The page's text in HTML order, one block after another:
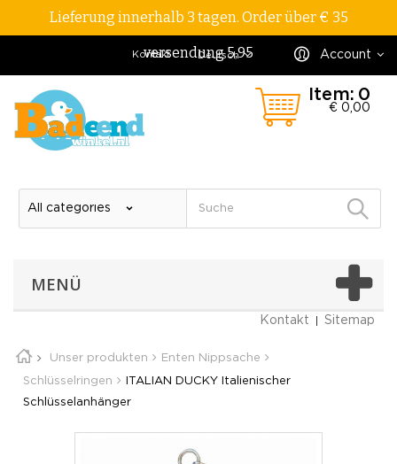
Lieferung innerhalb 3 tagen. Order über € 35
versendung 5,95 Account
Deutsch
Kontakt
Item: 0
€ 0,00
MENÜ
Kontakt Sitemap
Unser produkten Enten Nippsache
Schlüsselringen ITALIAN DUCKY Italienischer
Schlüsselanhänger